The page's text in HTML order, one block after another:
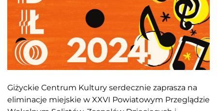
Giżyckie Centrum Kultury serdecznie zaprasza na
eliminacje miejskie w XXVI Powiatowym Przeglądzie